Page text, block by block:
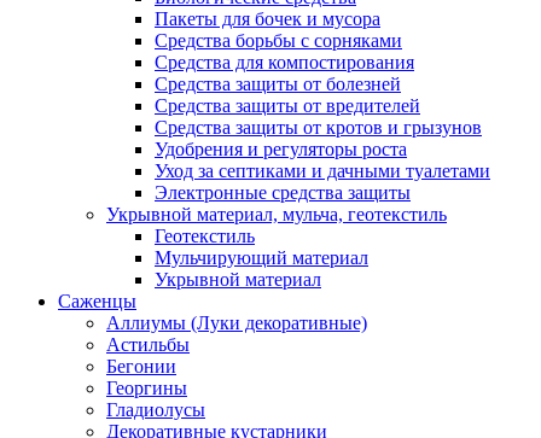
Пакеты для бочек и мусора
Средства борьбы с сорняками
Средства для компостирования
Средства защиты от болезней
Средства защиты от вредителей
Средства защиты от кротов и грызунов
Удобрения и регуляторы роста
Уход за септиками и дачными туалетами
Электронные средства защиты
Укрывной материал, мульча, геотекстиль
Геотекстиль
Мульчирующий материал
Укрывной материал
Саженцы
Аллиумы (Луки декоративные)
Астильбы
Бегонии
Георгины
Гладиолусы
Декоративные кустарники